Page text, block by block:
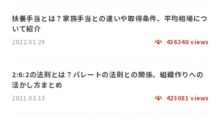
扶養手当とは？家族手当との違いや取得条件、平均相場につ
いて紹介
2022.01.29 436340 views
2:6:2の法則とは？パレートの法則との関係、組織作りへの
活かし方まとめ
2021.03.13 423081 views